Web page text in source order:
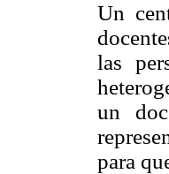
Un
las
un
para